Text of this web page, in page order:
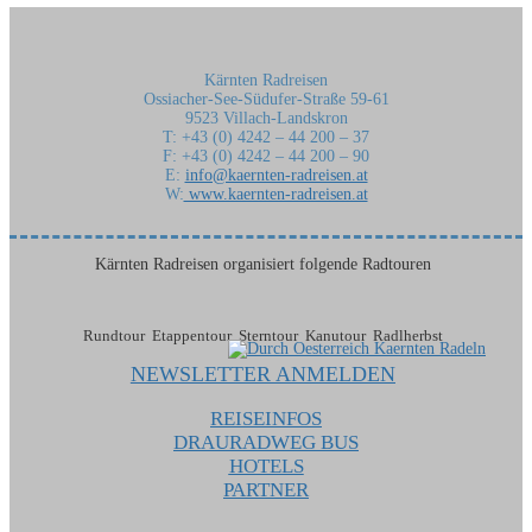
Kärnten Radreisen
Ossiacher-See-Südufer-Straße 59-61
9523 Villach-Landskron
T: +43 (0) 4242 – 44 200 – 37
F: +43 (0) 4242 – 44 200 – 90
E: info@kaernten-radreisen.at
W: www.kaernten-radreisen.at
Kärnten Radreisen organisiert folgende Radtouren
Rundtour Etappentour Sterntour Kanutour Radlherbst
NEWSLETTER ANMELDEN
REISEINFOS
DRAURADWEG BUS
HOTELS
PARTNER